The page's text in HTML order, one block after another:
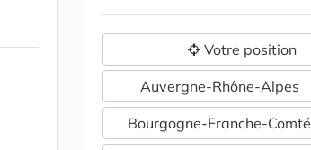
Votre position
Auvergne-Rhône-Alpes
Bourgogne-Franche-Comté